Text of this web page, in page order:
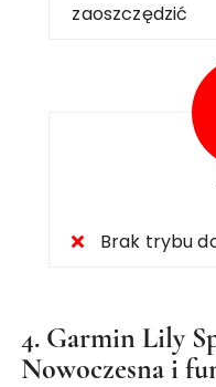
zaoszczędzić
Brak trybu
4. Garmin Lily
Nowoczesna i